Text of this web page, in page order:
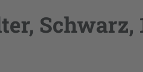
Schwarz,